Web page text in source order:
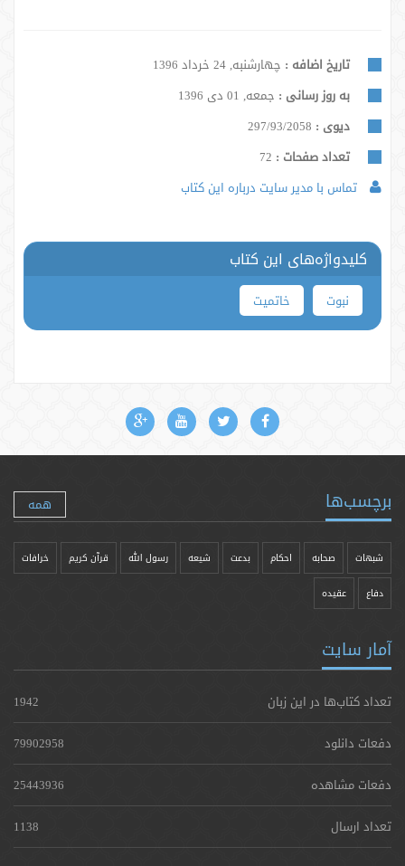
تاریخ اضافه : چهارشنبه, 24 خرداد 1396
به روز رسانی : جمعه, 01 دی 1396
دیوی : 297/93/2058
تعداد صفحات :
تماس با مدیر سایت درباره این کتاب
کلیدواژه‌های این کتاب
نبوت خاتمیت
برچسب‌ها همه
شبهات صحابه احکام بدعت شیعه رسول الله قرآن کریم خرافات
دفاع عقیده
آمار سایت
تعداد کتاب‌ها در این زبان
1942
دفعات دانلود
79902958
دفعات مشاهده
25443936
تعداد ارسال
1138